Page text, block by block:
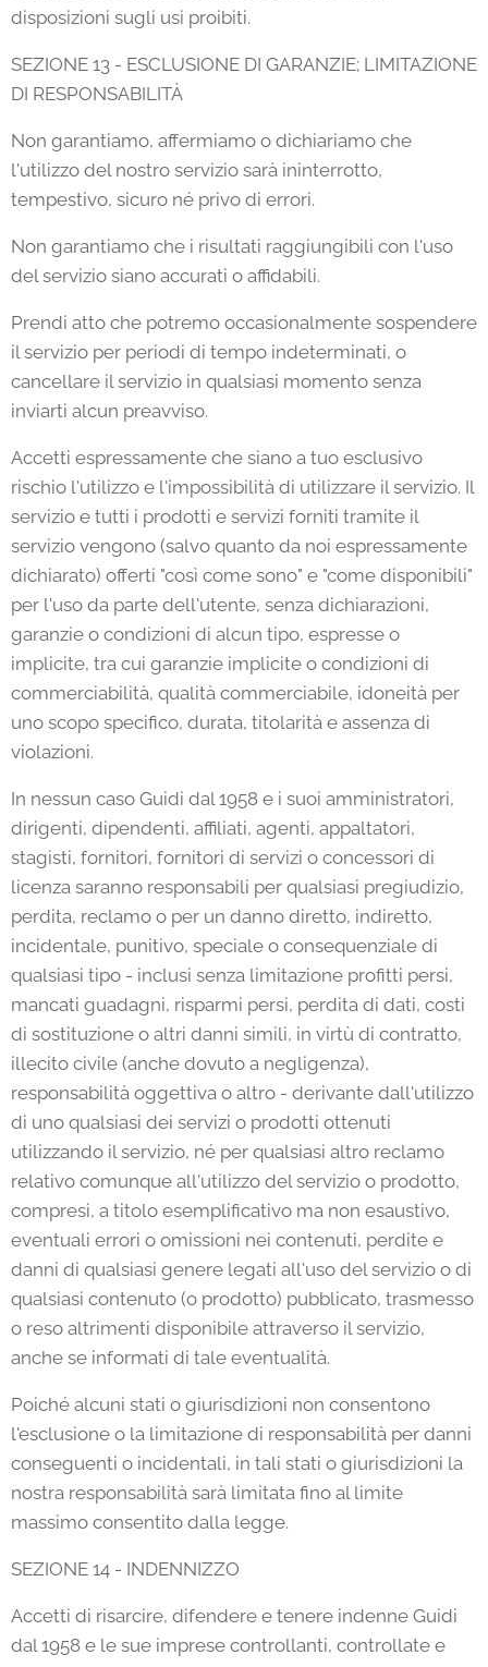
disposizioni sugli usi proibiti.
SEZIONE 13 - ESCLUSIONE DI GARANZIE; LIMITAZIONE
DI RESPONSABILITÀ
Non garantiamo, affermiamo o dichiariamo che
l'utilizzo del nostro servizio sarà ininterrotto,
tempestivo, sicuro né privo di errori.
Non garantiamo che i risultati raggiungibili con l'uso
del servizio siano accurati o affidabili.
Prendi atto che potremo occasionalmente sospendere
il servizio per periodi di tempo indeterminati, o
cancellare il servizio in qualsiasi momento senza
inviarti alcun preavviso.
Accetti espressamente che siano a tuo esclusivo
rischio l'utilizzo e l'impossibilità di utilizzare il servizio. Il
servizio e tutti i prodotti e servizi forniti tramite il
servizio vengono (salvo quanto da noi espressamente
dichiarato) offerti "così come sono" e "come disponibili"
per l'uso da parte dell'utente, senza dichiarazioni,
garanzie o condizioni di alcun tipo, espresse o
implicite, tra cui garanzie implicite o condizioni di
commerciabilità, qualità commerciabile, idoneità per
uno scopo specifico, durata, titolarità e assenza di
violazioni.
In nessun caso Guidi dal 1958 e i suoi amministratori,
dirigenti, dipendenti, affiliati, agenti, appaltatori,
stagisti, fornitori, fornitori di servizi o concessori di
licenza saranno responsabili per qualsiasi pregiudizio,
perdita, reclamo o per un danno diretto, indiretto,
incidentale, punitivo, speciale o consequenziale di
qualsiasi tipo - inclusi senza limitazione profitti persi,
mancati guadagni, risparmi persi, perdita di dati, costi
di sostituzione o altri danni simili, in virtù di contratto,
illecito civile (anche dovuto a negligenza),
responsabilità oggettiva o altro - derivante dall'utilizzo
di uno qualsiasi dei servizi o prodotti ottenuti
utilizzando il servizio, né per qualsiasi altro reclamo
relativo comunque all'utilizzo del servizio o prodotto,
compresi, a titolo esemplificativo ma non esaustivo,
eventuali errori o omissioni nei contenuti, perdite e
danni di qualsiasi genere legati all'uso del servizio o di
qualsiasi contenuto (o prodotto) pubblicato, trasmesso
o reso altrimenti disponibile attraverso il servizio,
anche se informati di tale eventualità.
Poiché alcuni stati o giurisdizioni non consentono
l'esclusione o la limitazione di responsabilità per danni
conseguenti o incidentali, in tali stati o giurisdizioni la
nostra responsabilità sarà limitata fino al limite
massimo consentito dalla legge.
SEZIONE 14 - INDENNIZZO
Accetti di risarcire, difendere e tenere indenne Guidi
dal 1958 e le sue imprese controllanti, controllate e